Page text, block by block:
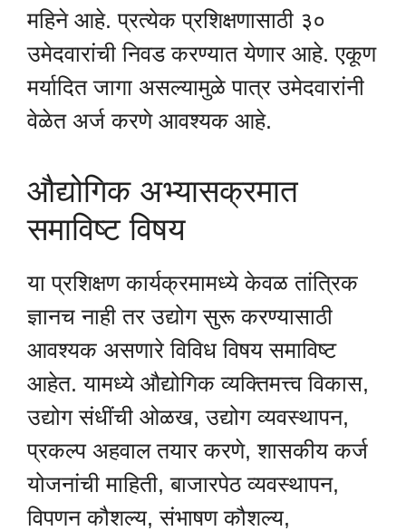
महिने आहे. प्रत्येक प्रशिक्षणासाठी ३०
उमेदवारांची निवड करण्यात येणार आहे. एकूण
मर्यादित जागा असल्यामुळे पात्र उमेदवारांनी
वेळेत अर्ज करणे आवश्यक आहे.
औद्योगिक अभ्यासक्रमात
समाविष्ट विषय
या प्रशिक्षण कार्यक्रमामध्ये केवळ तांत्रिक
ज्ञानच नाही तर उद्योग सुरू करण्यासाठी
आवश्यक असणारे विविध विषय समाविष्ट
आहेत. यामध्ये औद्योगिक व्यक्तिमत्त्व विकास,
उद्योग संधींची ओळख, उद्योग व्यवस्थापन,
प्रकल्प अहवाल तयार करणे, शासकीय कर्ज
योजनांची माहिती, बाजारपेठ व्यवस्थापन,
विपणन कौशल्य, संभाषण कौशल्य,